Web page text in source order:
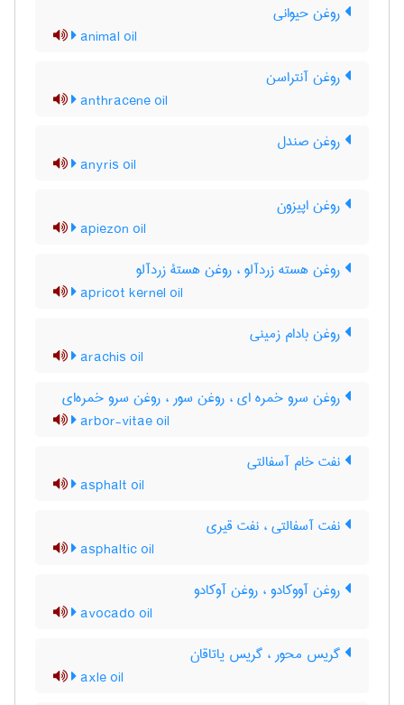
روغن حیوانی
animal oil
روغن آنتراسن
anthracene oil
روغن صندل
anyris oil
روغن اپیزون
apiezon oil
روغن هسته زردآلو ، روغن هستۀ زردآلو
apricot kernel oil
روغن بادام زمینی
arachis oil
روغن سرو خمره ای ، روغن سور ، روغن سرو خمره‌ای
arbor-vitae oil
نفت خام آسفالتی
asphalt oil
نفت آسفالتی ، نفت قیری
asphaltic oil
روغن آووکادو ، روغن آوکادو
avocado oil
گریس محور ، گریس یاتاقان
axle oil